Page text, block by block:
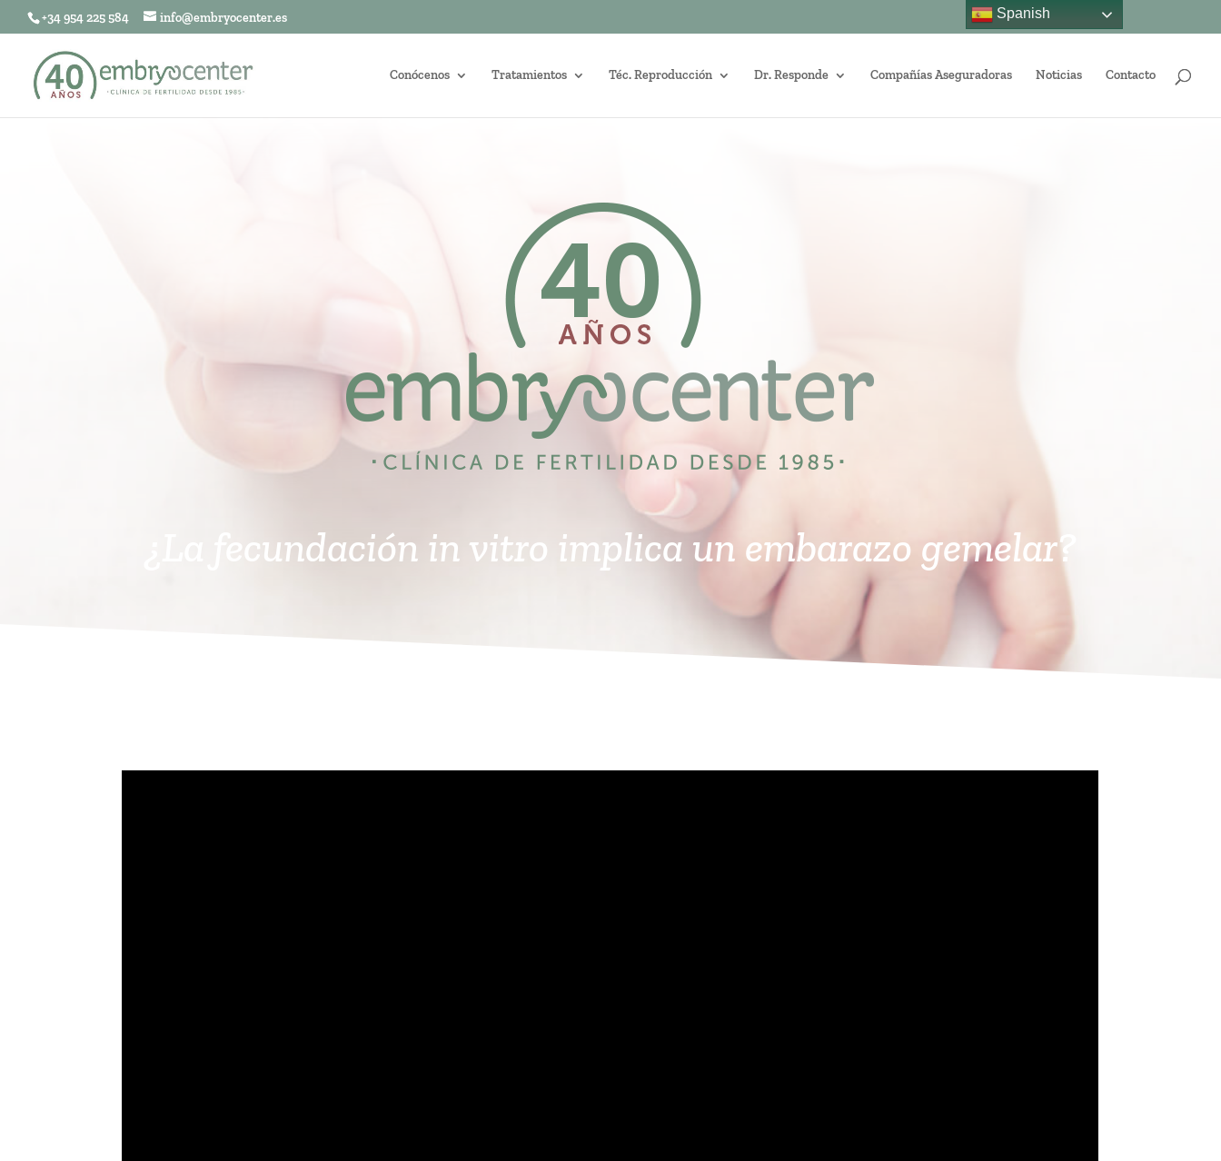
+34 954 225 584 info@embryocenter.es
Conócenos Tratamientos Téc. Reproducción Dr. Responde Compañías Aseguradoras Noticias Contacto
¿La fecundación in vitro implica un embarazo gemelar?
Spanish